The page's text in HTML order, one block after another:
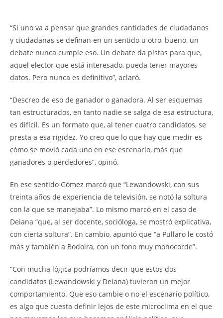
“Si uno va a pensar que grandes cantidades de ciudadanos
y ciudadanas se definan en un sentido u otro, bueno, un
debate nunca cumple eso. Un debate da pistas para que,
aquel elector que está interesado, pueda tener mayores
datos. Pero nunca es definitivo”, aclaró.
“Descreo de eso de ganador o ganadora. Al ser esquemas
tan estructurados, en tanto nadie se salga de esa estructura,
es difícil. Es un formato que, al tener cuatro candidatos, se
presta a esa rigidez. Yo creo que lo que hay que medir es
cómo se movió cada uno en ese escenario, más que
ganadores o perdedores”, opinó.
En ese sentido Gómez marcó que “Lewandowski, con sus
treinta años de experiencia de televisión, se notó la soltura
con la que se manejaba”. Lo mismo marcó en el caso de
Deiana “que, al ser docente, socióloga, se mostró explicativa,
con cierta soltura”. En cambio, apuntó que “a Pullaro le costó
más y también a Bodoira, con un tono muy monocorde”.
“Con mucha lógica podríamos decir que estos dos
candidatos (Lewandowski y Deiana) tuvieron un mejor
comportamiento. Que eso cambie o no el escenario político,
es algo que cuesta definir lejos de este microclima en el que